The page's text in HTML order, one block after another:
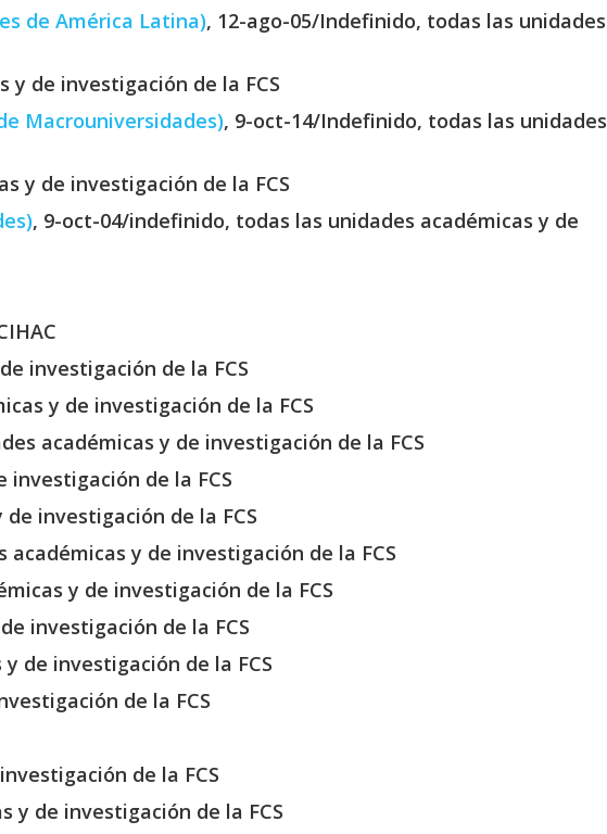
de América Latina), 12-ago-05/Indefinido, todas las unidades
y de investigación de la FCS
Macrouniversidades), 9-oct-14/Indefinido, todas las unidades
y de investigación de la FCS
, 9-oct-04/indefinido, todas las unidades académicas y de
investigación de la FCS
y de investigación de la FCS
académicas y de investigación de la FCS
investigación de la FCS
investigación de la FCS
y de investigación de la FCS
y de investigación de la FCS
investigación de la FCS
de investigación de la FCS
de la FCS
de la FCS
y de investigación de la FCS